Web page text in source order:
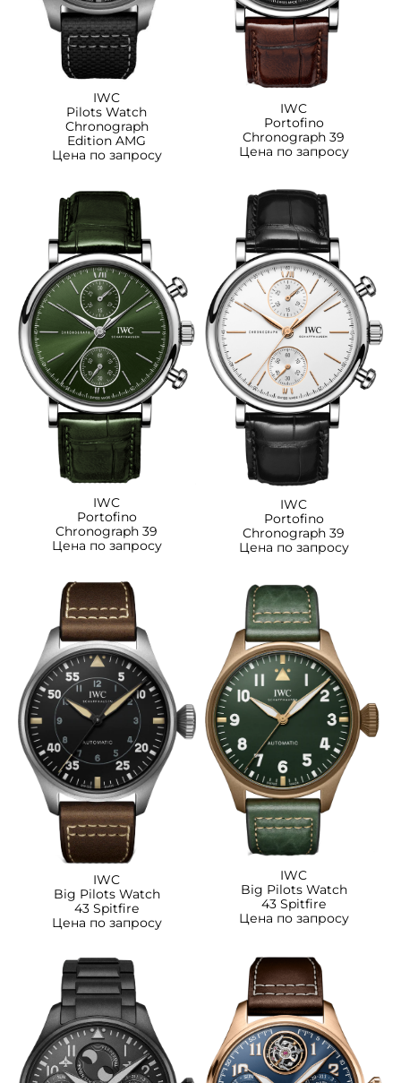
IWC
Pilots Watch
Chronograph
Edition AMG
Цена по запросу
IWC
Portofino
Chronograph 39
Цена по запросу
IWC
Portofino
Chronograph 39
Цена по запросу
IWC
Portofino
Chronograph 39
Цена по запросу
IWC
Big Pilots Watch
43 Spitfire
Цена по запросу
IWC
Big Pilots Watch
43 Spitfire
Цена по запросу